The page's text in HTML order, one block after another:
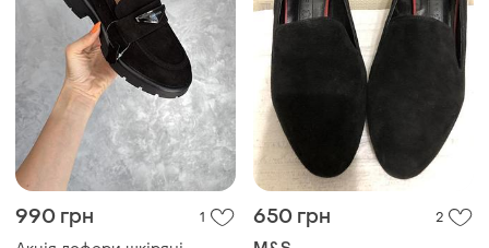
990 грн 1 650 грн 2